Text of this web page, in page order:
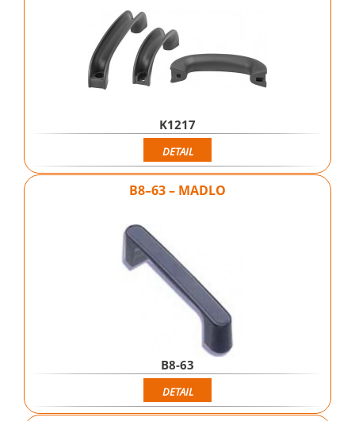
K1217
DETAIL
B8–63 – MADLO
B8-63
DETAIL